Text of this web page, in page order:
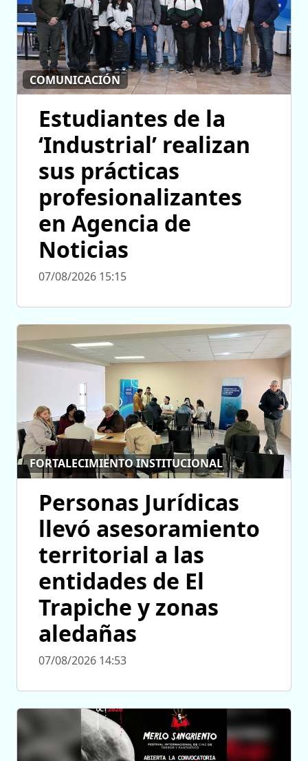
COMUNICACIÓN
Estudiantes de la
‘Industrial’ realizan
sus prácticas
profesionalizantes
en Agencia de
Noticias
07/08/2026 15:15
FORTALECIMIENTO INSTITUCIONAL
Personas Jurídicas
llevó asesoramiento
territorial a las
entidades de El
Trapiche y zonas
aledañas
07/08/2026 14:53